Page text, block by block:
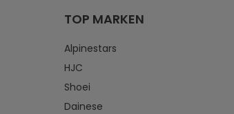
TOP MARKEN
Alpinestars
HJC
Shoei
Dainese